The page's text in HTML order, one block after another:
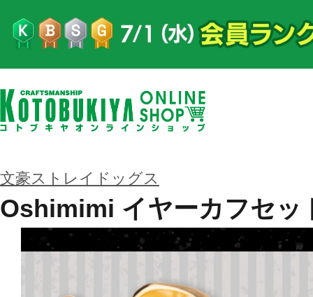
文豪ストレイドッグス
Oshimimi イヤーカフセッ